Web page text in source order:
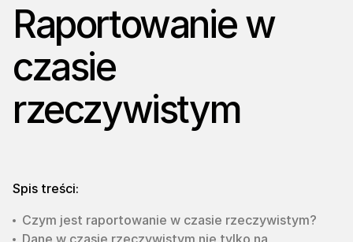
Raportowanie w
czasie
rzeczywistym
Spis treści:
Czym jest raportowanie w czasie rzeczywistym?